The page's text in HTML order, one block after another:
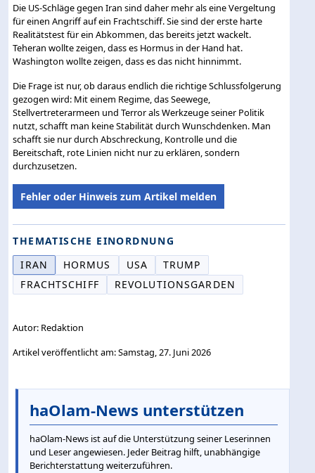
Die US-Schläge gegen Iran sind daher mehr als eine Vergeltung
für einen Angriff auf ein Frachtschiff. Sie sind der erste harte
Realitätstest für ein Abkommen, das bereits jetzt wackelt.
Teheran wollte zeigen, dass es Hormus in der Hand hat.
Washington wollte zeigen, dass es das nicht hinnimmt.
Die Frage ist nur, ob daraus endlich die richtige Schlussfolgerung
gezogen wird: Mit einem Regime, das Seewege,
Stellvertreterarmeen und Terror als Werkzeuge seiner Politik
nutzt, schafft man keine Stabilität durch Wunschdenken. Man
schafft sie nur durch Abschreckung, Kontrolle und die
Bereitschaft, rote Linien nicht nur zu erklären, sondern
durchzusetzen.
Fehler oder Hinweis zum Artikel melden
THEMATISCHE EINORDNUNG
IRAN
HORMUS USA
TRUMP
FRACHTSCHIFF
REVOLUTIONSGARDEN
Autor: Redaktion
Artikel veröffentlicht am: Samstag, 27. Juni 2026
haOlam-News unterstützen
haOlam-News ist auf die Unterstützung seiner Leserinnen
und Leser angewiesen. Jeder Beitrag hilft, unabhängige
Berichterstattung weiterzuführen.